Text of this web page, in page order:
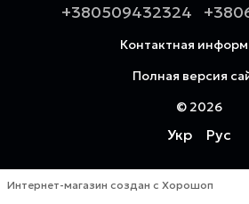
+380509432324
Контактная
Полная версия
© 2026
Укр Рус
Интернет-магазин создан с Хорошоп